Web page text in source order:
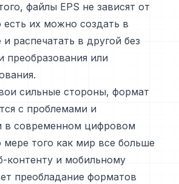
файлы EPS не зависят от
есть их можно создать в
распечатать в другой без
преобразования или
сильные стороны, формат
с проблемами и
в современном цифровом
того как мир все больше
контенту и мобильному
преобладание форматов